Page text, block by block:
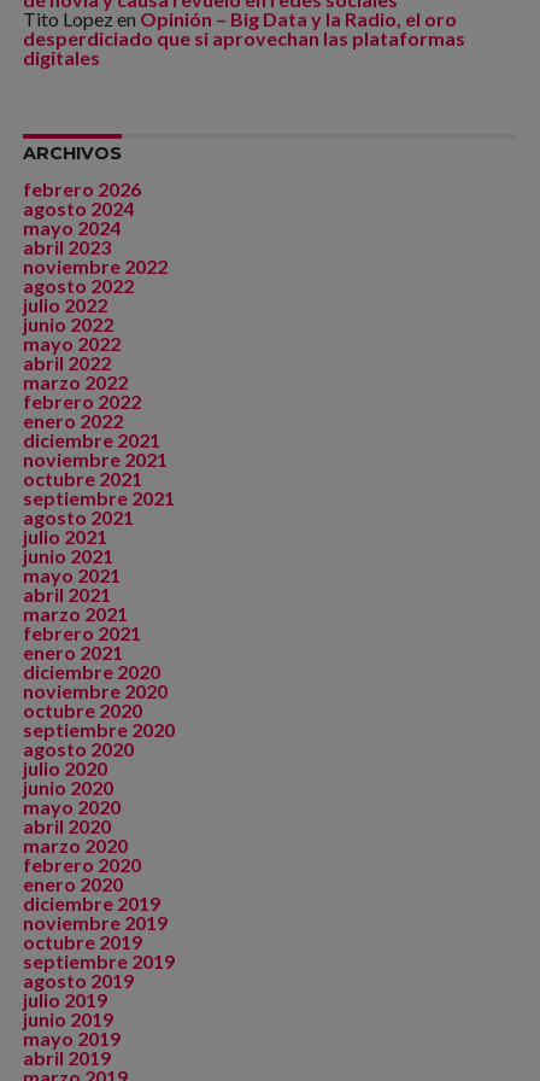
Tito Lopez en Opinión – Big Data y la Radio, el oro
desperdiciado que si aprovechan las plataformas
digitales
ARCHIVOS
febrero 2026
agosto 2024
mayo 2024
abril 2023
noviembre 2022
agosto 2022
julio 2022
junio 2022
mayo 2022
abril 2022
marzo 2022
febrero 2022
enero 2022
diciembre 2021
noviembre 2021
octubre 2021
septiembre 2021
agosto 2021
julio 2021
junio 2021
mayo 2021
abril 2021
marzo 2021
febrero 2021
enero 2021
diciembre 2020
noviembre 2020
octubre 2020
septiembre 2020
agosto 2020
julio 2020
junio 2020
mayo 2020
abril 2020
marzo 2020
febrero 2020
enero 2020
diciembre 2019
noviembre 2019
octubre 2019
septiembre 2019
agosto 2019
julio 2019
junio 2019
mayo 2019
abril 2019